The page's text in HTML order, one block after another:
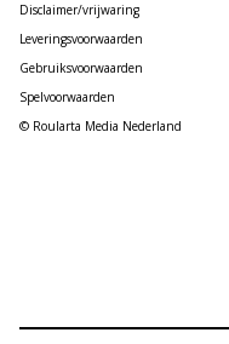
Disclaimer/vrijwaring
Leveringsvoorwaarden
Gebruiksvoorwaarden
Spelvoorwaarden
© Roularta Media Nederland